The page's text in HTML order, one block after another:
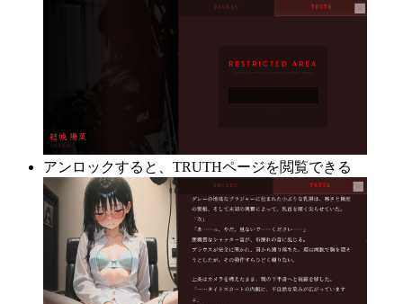
アンロックすると、TRUTHページを閲覧できる